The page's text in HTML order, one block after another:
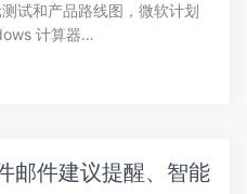
试和产品路线图，微软计划
计算器…
邮件建议提醒、智能